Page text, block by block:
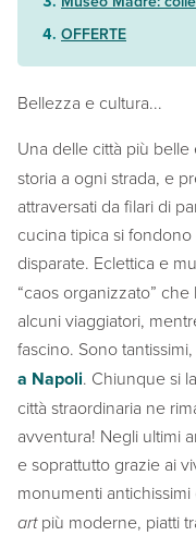
OFFERTE
Bellezza e cultura...
Una delle città più belle
storia a ogni strada, e
attraversati da filari di
cucina tipica si
disparate. Eclettica e
“caos organizzato”
alcuni viaggiatori,
fascino. Sono
a Napoli. Chiunque si
città straordinaria ne
avventura! Negli ultimi
e soprattutto grazie ai
monumenti
artpiù moderne, piatti